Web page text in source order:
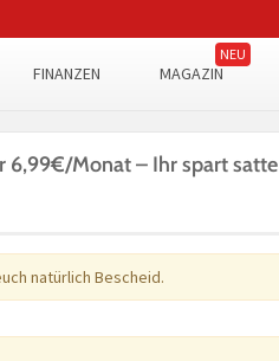
FINANZEN MAGAZIN
6,99€/Monat – Ihr spart satte
natürlich Bescheid.